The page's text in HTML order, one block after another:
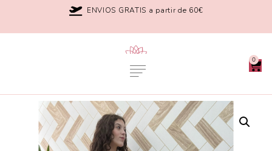
ENVIOS GRATIS a partir de 60€
0